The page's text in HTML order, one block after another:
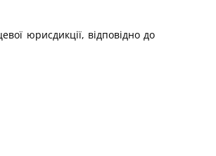
юрисдикції, відповідно до